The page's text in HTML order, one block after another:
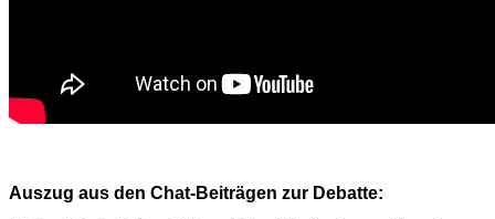
Auszug aus den Chat-Beiträgen zur Debatte: